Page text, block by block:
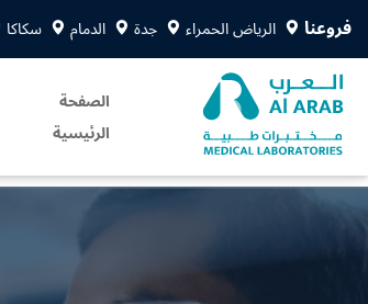
فروعنا الرياض الحمراء جدة الدمام سكاكا
الصفحة
الرئيسية